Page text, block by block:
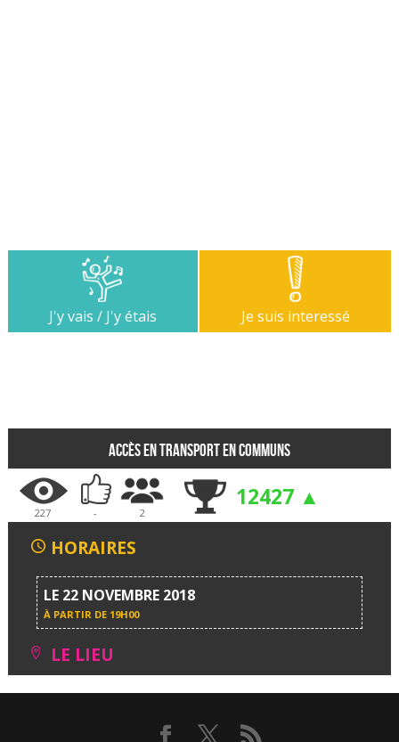
J'y vais / J'y étais Je suis interessé
Accès en transport en communs
227 - 2
12427 ▲
HORAIRES
LE 22 NOVEMBRE 2018
À PARTIR DE 19H00
LE LIEU